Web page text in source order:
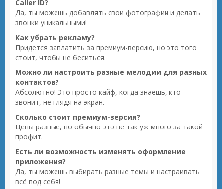
Caller ID?
Да, ты можешь добавлять свои фотографии и делать
звонки уникальными!
Как убрать рекламу?
Придется заплатить за премиум-версию, но это того
стоит, чтобы не беситься.
Можно ли настроить разные мелодии для разных
контактов?
Абсолютно! Это просто кайф, когда знаешь, кто
звонит, не глядя на экран.
Сколько стоит премиум-версия?
Цены разные, но обычно это не так уж много за такой
профит.
Есть ли возможность изменять оформление
приложения?
Да, ты можешь выбирать разные темы и настраивать
всё под себя!